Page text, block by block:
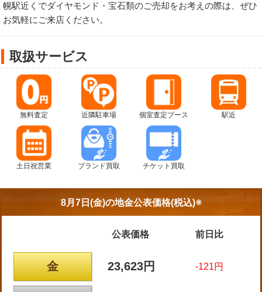
幌駅近くでダイヤモンド・宝石類のご売却をお考えの際は、ぜひ
お気軽にご来店ください。
取扱サービス
無料査定 近隣駐車場 個室査定ブース 駅近
土日祝営業 ブランド買取 チケット買取
8月7日(金)の地金公表価格(税込)※
公表価格 前日比
金 23,623円 -121円